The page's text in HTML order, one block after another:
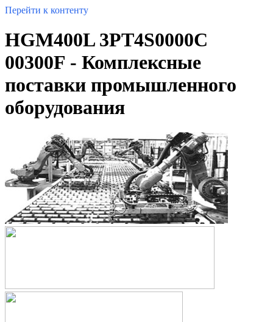
Перейти к контенту
HGM400L 3PT4S0000C
00300F - Комплексные
поставки промышленного
оборудования